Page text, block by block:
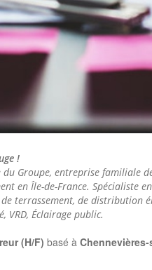
!
Groupe, entreprise familiale
en Île-de-France. Spécialiste
terrassement, de distribution
VRD, Éclairage public.
(H/F) basé à